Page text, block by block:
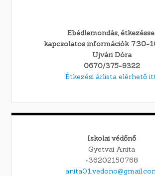
Ebédlemondás,
kapcsolatos információk 7:30-
Ujvári Dóra
0670/375-9322
Étkezési árlista elérhető
Iskolai védőnő
Gyetvai Anita
+36202150768